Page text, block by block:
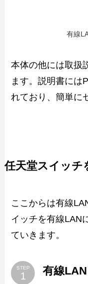
有線
本体の他には取扱
ます。説明書には
れており、簡単に
任天堂スイッチ
ここからは有線
イッチを有線LAN
ていきます。
STEP 有線